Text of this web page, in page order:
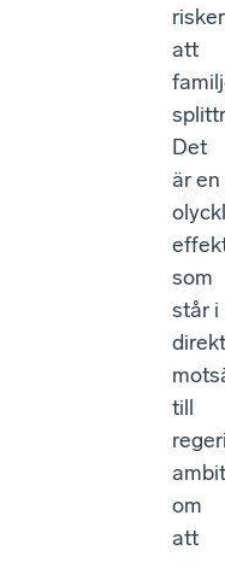
att
Det
är en
som
står i
direkt
till
om
att